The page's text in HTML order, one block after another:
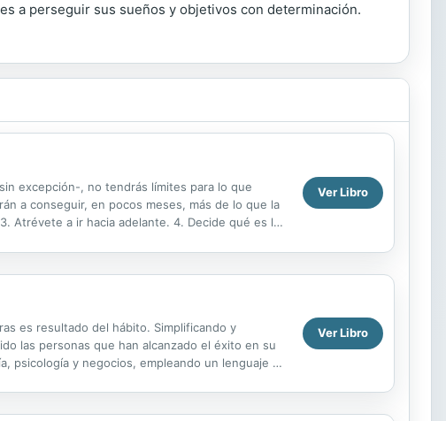
a perseguir sus sueños y objetivos con determinación.
excepción-, no tendrás límites para lo que
a conseguir, en pocos meses, más de lo que la
Atrévete a ir hacia adelante. 4. Decide qué es lo
Ver Libro
es resultado del hábito. Simplificando y
las personas que han alcanzado el éxito en su
psicología y negocios, empleando un lenguaje de
Ver Libro